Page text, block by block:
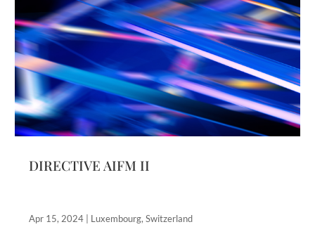
DIRECTIVE AIFM II
Apr 15, 2024 Luxembourg,Switzerland